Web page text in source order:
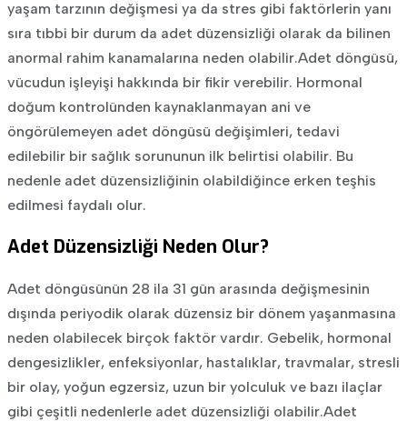
yaşam tarzının değişmesi ya da stres gibi faktörlerin yanı
sıra tıbbi bir durum da adet düzensizliği olarak da bilinen
anormal rahim kanamalarına neden olabilir.Adet döngüsü,
vücudun işleyişi hakkında bir fikir verebilir. Hormonal
doğum kontrolünden kaynaklanmayan ani ve
öngörülemeyen adet döngüsü değişimleri, tedavi
edilebilir bir sağlık sorununun ilk belirtisi olabilir. Bu
nedenle adet düzensizliğinin olabildiğince erken teşhis
edilmesi faydalı olur.
Adet Düzensizliği Neden Olur?
Adet döngüsünün 28 ila 31 gün arasında değişmesinin
dışında periyodik olarak düzensiz bir dönem yaşanmasına
neden olabilecek birçok faktör vardır. Gebelik, hormonal
dengesizlikler, enfeksiyonlar, hastalıklar, travmalar, stresli
bir olay, yoğun egzersiz, uzun bir yolculuk ve bazı ilaçlar
gibi çeşitli nedenlerle adet düzensizliği olabilir.Adet